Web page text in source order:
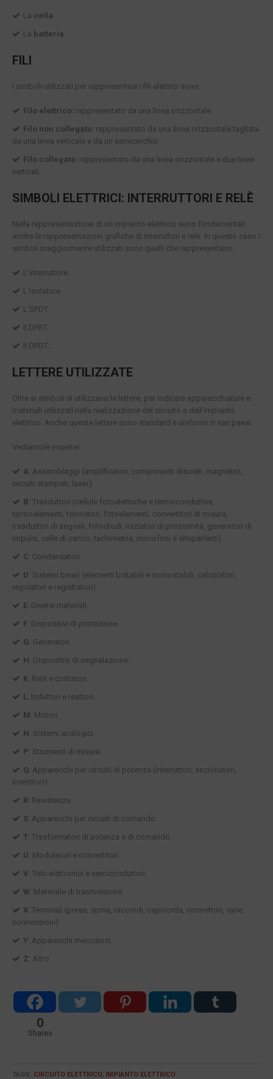
La cella
La batteria
FILI
I simboli utilizzati per rappresentare i fili elettrici sono:
Filo elettrico: rappresentato da una linea orizzontale.
Filo non collegato: rappresentato da una linea orizzontale tagliata
da una linea verticale e da un semicerchio.
Filo collegato: rappresentato da una linea orizzontale e due linee
verticali.
SIMBOLI ELETTRICI: INTERRUTTORI E RELÈ
Nella rappresentazione di un impianto elettrico sono fondamentali
anche le rappresentazioni grafiche di interruttori e relè. In questo caso i
simboli maggiormente utilizzati sono quelli che rappresentano:
L’interruttore.
L’isolatore.
L’SPDT.
Il DPST.
Il DPDT.
LETTERE UTILIZZATE
Oltre ai simboli si utilizzano le lettere, per indicare apparecchiature e
materiali utilizzati nella realizzazione del circuito e dell’impianto
elettrico. Anche queste lettere sono standard e uniformi in vari paesi.
Vediamole insieme:
A: Assemblaggi (amplificatori, componenti discreti, magnetici,
circuiti stampati, laser).
B: Trasduttori (cellule fotoelettriche e termoconduttive,
termoelementi, termistori, fotoelementi, convertitori di misura,
trasduttori di segnali, fotodiodi, iniziatori di prossimità, generatori di
impulsi, celle di carico, tachimetrie, microfoni e altoparlanti).
C: Condensatori.
D: Sistemi binari (elementi bistabili e monostabili, calcolatori,
regolatori e registratori).
E: Diversi materiali.
F: Dispositivi di protezione.
G: Generatori.
H: Dispositivi di segnalazione.
K: Relè e contatori.
L : Induttori e reattori.
M: Motori.
N: Sistemi analogici.
P: Strumenti di misura.
Q: Apparecchi per circuiti di potenza (interruttori, sezionatori,
invertitori).
R: Resistenze.
S: Apparecchi per circuiti di comando.
T: Trasformatori di potenza e di comando.
U: Modulatori e convertitori.
V: Tubi elettronici e semiconduttori.
W: Materiale di trasmissione.
X: Terminali (prese, spine, raccordi, capicorda, connettori, varie
connessioni).
Y: Apparecchi meccanici.
Z: Altro.
0
Shares
TAGS: CIRCUITO ELETTRICO, IMPIANTO ELETTRICO